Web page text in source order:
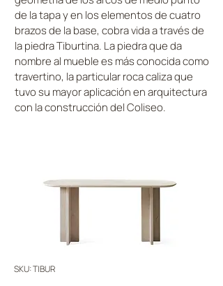
de la tapa y en los elementos de cuatro
brazos de la base, cobra vida a través de
la piedra Tiburtina. La piedra que da
nombre al mueble es más conocida como
travertino, la particular roca caliza que
tuvo su mayor aplicación en arquitectura
con la construcción del Coliseo.
SKU: TIBUR